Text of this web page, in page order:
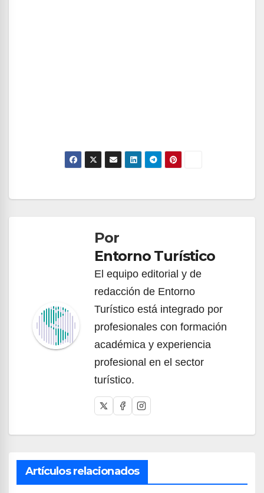
Navegación
entradasPor
Entorno Turístico
El equipo editorial y de
redacción de Entorno
Turístico está integrado por
profesionales con formación
académica y experiencia
profesional en el sector
turístico.
Artículos relacionados